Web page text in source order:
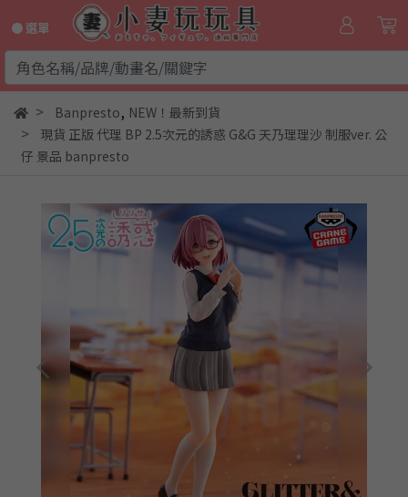
● 選單
Banpresto, NEW！最新到貨
現貨 正版 代理 BP 2.5次元的誘惑 G&G 天乃理理沙 制服ver. 公
仔 景品 banpresto